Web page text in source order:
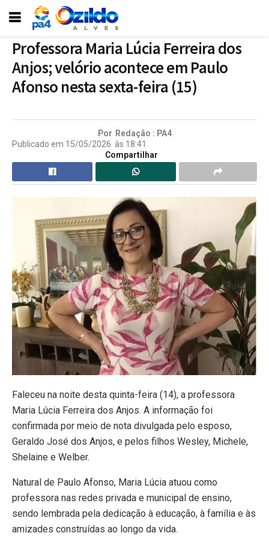
Professora Maria Lúcia Ferreira dos
Anjos; velório acontece em Paulo
Afonso nesta sexta-feira (15)
Por Redação : PA4
Publicado em 15/05/2026 às 18:41
Compartilhar
Faleceu na noite desta quinta-feira (14), a professora
Maria Lúcia Ferreira dos Anjos. A informação foi
confirmada por meio de nota divulgada pelo esposo,
Geraldo José dos Anjos, e pelos filhos Wesley, Michele,
Shelaine e Welber.
Natural de Paulo Afonso, Maria Lúcia atuou como
professora nas redes privada e municipal de ensino,
sendo lembrada pela dedicação à educação, à família e às
amizades construídas ao longo da vida.